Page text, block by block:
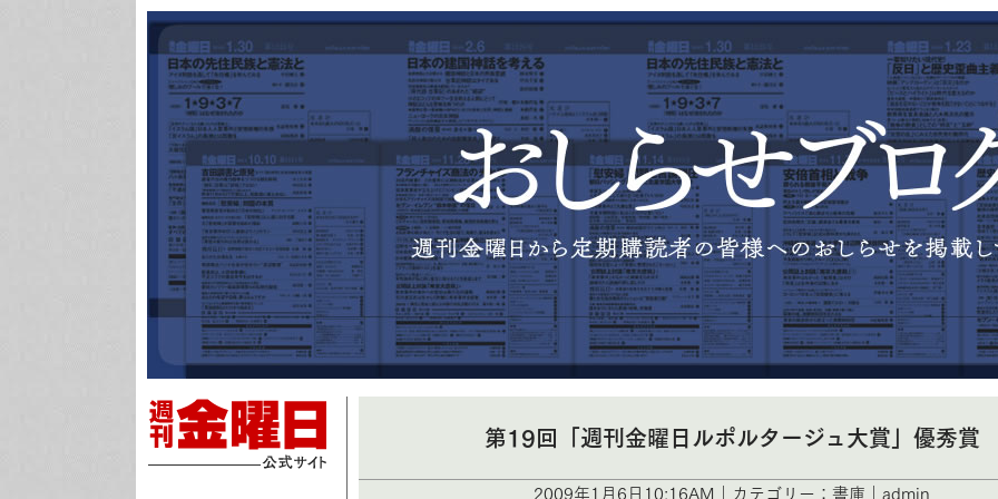
第19回「週刊金曜日ルポルタージュ大賞」優秀賞
2009年1月6日10:16AM｜カテゴリー：書庫｜admin